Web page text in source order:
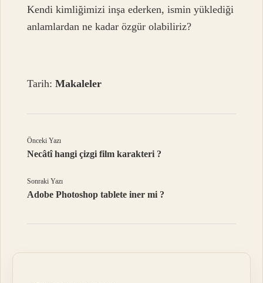
Kendi kimliğimizi inşa ederken, ismin yüklediği
anlamlardan ne kadar özgür olabiliriz?
Tarih:Makaleler
Önceki Yazı
Necâtî hangi çizgi film karakteri ?
Sonraki Yazı
Adobe Photoshop tablete iner mi ?